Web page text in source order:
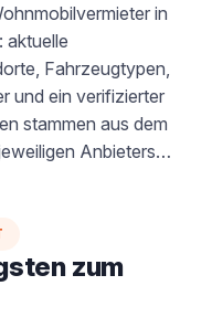
in
aktuelle
Fahrzeugtypen,
und ein verifizierter
stammen aus dem
Anbieters
Google angezeigt,
Sie diese
direkt
sich auf das
zum